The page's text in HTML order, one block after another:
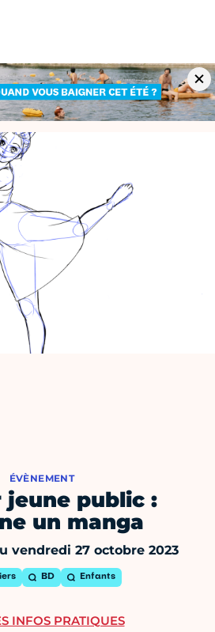
ÉVÈNEMENT
public :
un manga
vendredi 27 octobre 2023
BD Enfants
INFOS PRATIQUES